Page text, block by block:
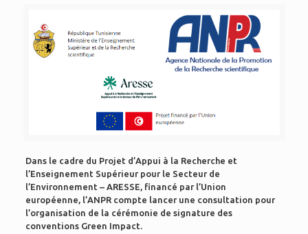
Dans le cadre du Projet d’Appui à la Recherche et
l’Enseignement Supérieur pour le Secteur de
l’Environnement – ARESSE, financé par l’Union
européenne, l’ANPR compte lancer une consultation pour
l’organisation de la cérémonie de signature des
conventions Green Impact.